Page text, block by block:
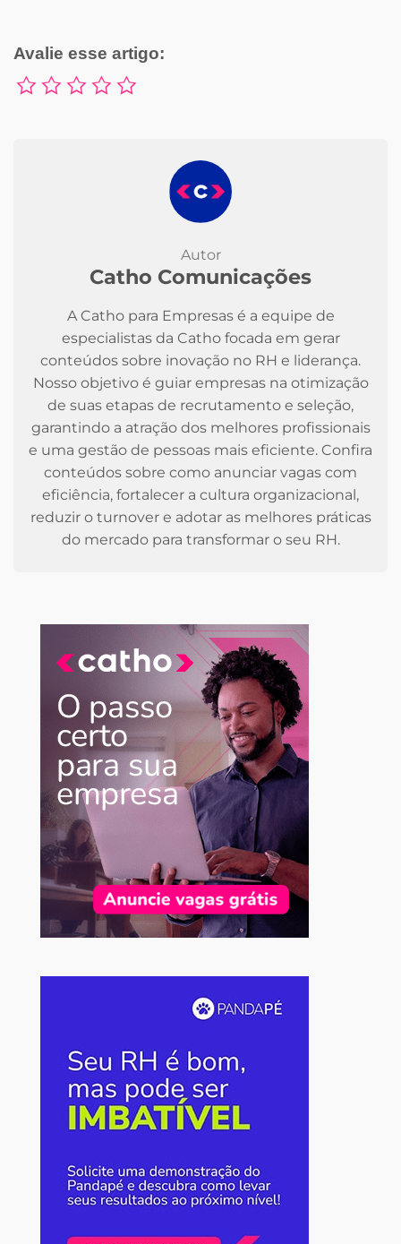
Avalie esse artigo:
Autor
Catho Comunicações
A Catho para Empresas é a equipe de
especialistas da Catho focada em gerar
conteúdos sobre inovação no RH e liderança.
Nosso objetivo é guiar empresas na otimização
de suas etapas de recrutamento e seleção,
garantindo a atração dos melhores profissionais
e uma gestão de pessoas mais eficiente. Confira
conteúdos sobre como anunciar vagas com
eficiência, fortalecer a cultura organizacional,
reduzir o turnover e adotar as melhores práticas
do mercado para transformar o seu RH.